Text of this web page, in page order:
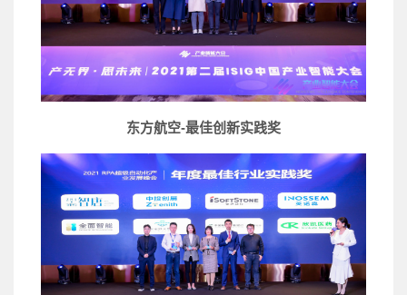
东方航空-最佳创新实践奖